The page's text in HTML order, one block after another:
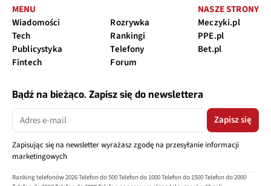
MENU
Wiadomości
Tech
Publicystyka
Fintech
Rozrywka
Rankingi
Telefony
Forum
NASZE STRONY
Meczyki.pl
PPE.pl
Bet.pl
Bądź na bieżąco. Zapisz się do newslettera
Zapisz się
Zapisując się na newsletter wyrażasz zgodę na przesyłanie informacji
marketingowych
Ranking telefonów 2026Telefon do 500Telefon do 1000Telefon do 1500Telefon do 2000